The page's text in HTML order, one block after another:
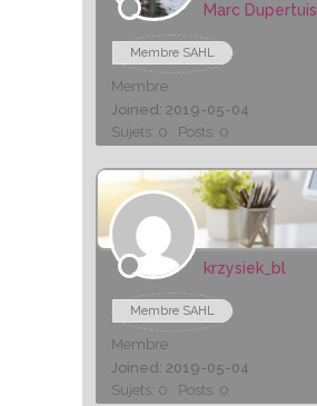
Marc Dupertuis
Membre SAHL
Membre
Joined: 2019-05-04
Sujets: 0
Posts: 0
krzysiek_bl
Membre SAHL
Membre
Joined: 2019-05-04
Sujets: 0
Posts: 0